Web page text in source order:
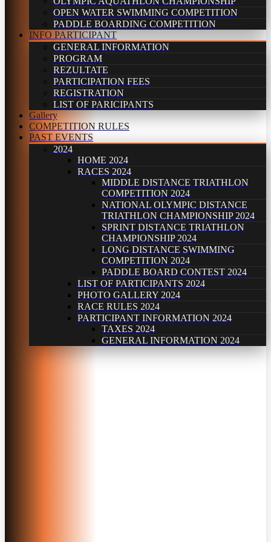
OPEN WATER SWIMMING COMPETITION
PADDLE BOARDING COMPETITION
INFO PARTICIPANT
GENERAL INFORMATION
PROGRAM
REZULTATE
PARTICIPATION FEES
REGISTRATION
LIST OF PARICIPANTS
Gallery
COMPETITION RULES
PAST EVENTS
2024
HOME 2024
RACES 2024
MIDDLE DISTANCE TRIATHLON
COMPETITION 2024
NATIONAL OLYMPIC DISTANCE
TRIATHLON CHAMPIONSHIP 2024
SPRINT DISTANCE TRIATHLON
CHAMPIONSHIP 2024
LONG DISTANCE SWIMMING
COMPETITION 2024
PADDLE BOARD CONTEST 2024
LIST OF PARTICIPANTS 2024
PHOTO GALLERY 2024
RACE RULES 2024
PARTICIPANT INFORMATION 2024
TAXES 2024
GENERAL INFORMATION 2024